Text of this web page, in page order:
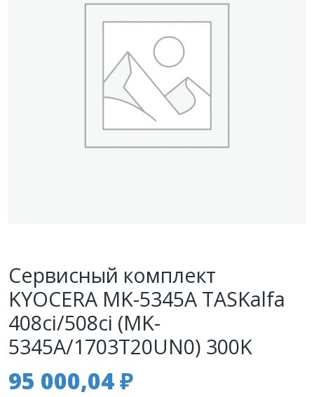
Сервисный комплект
KYOCERA MK-5345A TASKalfa
408ci/508ci (MK-
5345A/1703T20UN0) 300K
95 000,04₽